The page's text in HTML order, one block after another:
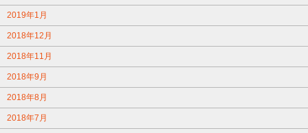
2019年1月
2018年12月
2018年11月
2018年9月
2018年8月
2018年7月